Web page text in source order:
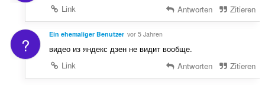
Link
Antworten Zitieren
? Ein ehemaliger Benutzer vor 5 Jahren
видео из яндекс дзен не видит вообще.
Link
Antworten Zitieren